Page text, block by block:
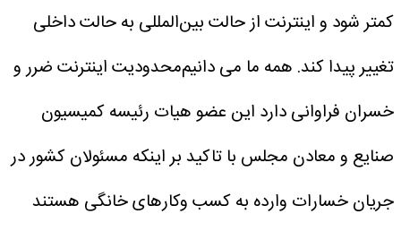
کمتر شود و اینترنت از حالت بین‌المللی به حالت داخلی
تغییر پیدا کند. همه ما می دانیم‌محدودیت اینترنت ضرر و
خسران فراوانی دارد این عضو هیات رئیسه کمیسیون
صنایع و معادن مجلس با تاکید بر اینکه مسئولان کشور در
جریان خسارات وارده به کسب وکارهای خانگی هستند